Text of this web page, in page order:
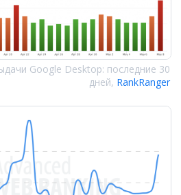
Google Desktop: последние 30
дней, RankRanger